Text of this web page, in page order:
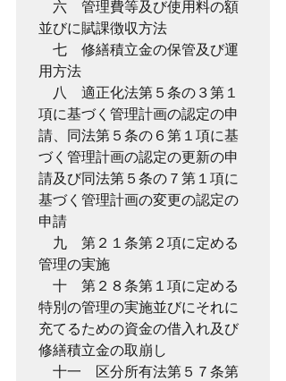
六　管理費等及び使用料の額
並びに賦課徴収方法
七　修繕積立金の保管及び運
用方法
八　適正化法第５条の３第１
項に基づく管理計画の認定の申
請、同法第５条の６第１項に基
づく管理計画の認定の更新の申
請及び同法第５条の７第１項に
基づく管理計画の変更の認定の
申請
九　第２１条第２項に定める
管理の実施
十　第２８条第１項に定める
特別の管理の実施並びにそれに
充てるための資金の借入れ及び
修繕積立金の取崩し
十一　区分所有法第５７条第